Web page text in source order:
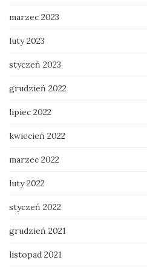
marzec 2023
luty 2023
styczeń 2023
grudzień 2022
lipiec 2022
kwiecień 2022
marzec 2022
luty 2022
styczeń 2022
grudzień 2021
listopad 2021